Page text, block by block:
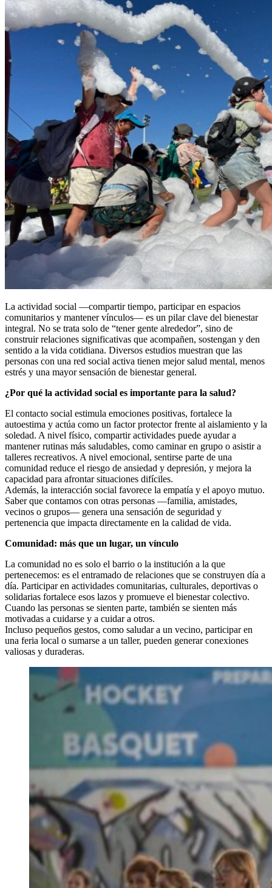
La actividad social —compartir tiempo, participar en espacios
comunitarios y mantener vínculos— es un pilar clave del bienestar
integral. No se trata solo de “tener gente alrededor”, sino de
construir relaciones significativas que acompañen, sostengan y den
sentido a la vida cotidiana. Diversos estudios muestran que las
personas con una red social activa tienen mejor salud mental, menos
estrés y una mayor sensación de bienestar general.
¿Por qué la actividad social es importante para la salud?
El contacto social estimula emociones positivas, fortalece la
autoestima y actúa como un factor protector frente al aislamiento y la
soledad. A nivel físico, compartir actividades puede ayudar a
mantener rutinas más saludables, como caminar en grupo o asistir a
talleres recreativos. A nivel emocional, sentirse parte de una
comunidad reduce el riesgo de ansiedad y depresión, y mejora la
capacidad para afrontar situaciones difíciles.
Además, la interacción social favorece la empatía y el apoyo mutuo.
Saber que contamos con otras personas —familia, amistades,
vecinos o grupos— genera una sensación de seguridad y
pertenencia que impacta directamente en la calidad de vida.
Comunidad: más que un lugar, un vínculo
La comunidad no es solo el barrio o la institución a la que
pertenecemos: es el entramado de relaciones que se construyen día a
día. Participar en actividades comunitarias, culturales, deportivas o
solidarias fortalece esos lazos y promueve el bienestar colectivo.
Cuando las personas se sienten parte, también se sienten más
motivadas a cuidarse y a cuidar a otros.
Incluso pequeños gestos, como saludar a un vecino, participar en
una feria local o sumarse a un taller, pueden generar conexiones
valiosas y duraderas.